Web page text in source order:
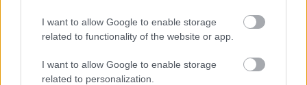
I want to allow Google to enable storage
related to functionality of the website or app.
I want to allow Google to enable storage
related to personalization.
WRC2
Szardínia-rali turán motorsport